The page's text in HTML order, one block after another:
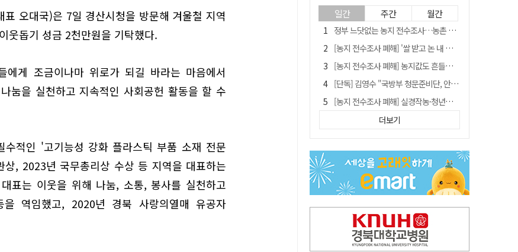
오대국)은 7일 경산시청을 방문해 겨울철 지역
웃돕기 성금 2천만원을 기탁했다.
게 조금이나마 위로가 되길 바라는 마음에서
눔을 실천하고 지속적인 사회공헌 활동을 할 수
수적인 '고기능성 강화 플라스틱 부품 소재 전문
, 2023년 국무총리상 수상 등 지역을 대표하는
표는 이웃을 위해 나눔, 소통, 봉사를 실천하고
을 역임했고, 2020년 경북 사랑의열매 유공자
일간 주간 월간
정부 느닷없는 농지 전수조사…농촌 들쑤시는 '경자유전'의 칼날
[농지 전수조사 폐해] '쌀 받고 논 내 준' 도지농 이제 어쩌나?
[농지 전수조사 폐해] 농지값도 흔들리나…"도지 막히면 헐값 매물 나올 수도"
[단독] 김영수 "국방부 청문준비단, 안규백 탈영 알고있었다"
[농지 전수조사 폐해] 실경작농·청년농 부담도 커진다
[기고] 대구 미래는 금호강·팔공산에 있다
타는 목마름 청도, 해 저문 저수지 둑에 군수가 서 있었다
"상법개정해도 주주가 '봉'"…하이닉스 솔리다임 상장설에 술렁[개미와글와글]
임시휴업 들어갔던 홈플러스 영주점, 7일 영업 재개…지하 1층만 운영
더보기